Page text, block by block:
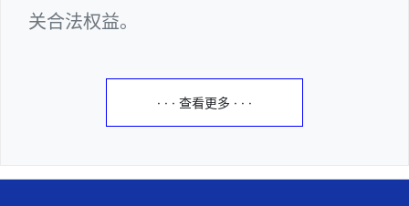
关合法权益。
· · · 查看更多 · · ·